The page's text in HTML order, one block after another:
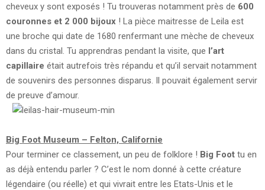
cheveux y sont exposés ! Tu trouveras notamment près de 600
couronnes et 2 000 bijoux ! La pièce maitresse de Leila est
une broche qui date de 1680 renfermant une mèche de cheveux
dans du cristal. Tu apprendras pendant la visite, que l’art
capillaire était autrefois très répandu et qu’il servait notamment
de souvenirs des personnes disparus. Il pouvait également servir
de preuve d’amour.
Big Foot Museum – Felton, Californie
Pour terminer ce classement, un peu de folklore ! Big Foot tu en
as déjà entendu parler ? C’est le nom donné à cette créature
légendaire (ou réelle) et qui vivrait entre les Etats-Unis et le